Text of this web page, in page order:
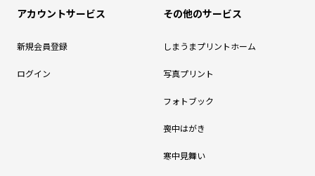
アカウントサービス
新規会員登録
ログイン
その他のサービス
しまうまプリントホーム
写真プリント
フォトブック
喪中はがき
寒中見舞い